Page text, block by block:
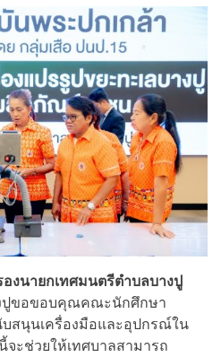
งนายกเทศมนตรีตำบลบางปู
งปูขอขอบคุณคณะนักศึกษา
สนุนเครื่องมือและอุปกรณ์ใน
จะช่วยให้เทศบาลสามารถ